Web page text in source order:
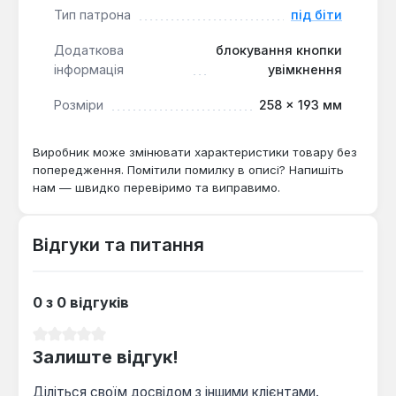
своїй конструкції та функціоналу, цей шуруповерт
домашніх майстрів, які вже мають акумуляторну
платформу Makita 18В.
Тип патрона під біти
Додаткова
інформація
блокування кнопки
увімкнення
Розміри 258 × 193 мм
Виробник може змінювати характеристики товару без
попередження. Помітили помилку в описі? Напишіть
нам — швидко перевіримо та виправимо.
Відгуки та питання
0 з 0 відгуків
Залиште відгук!
Діліться своїм досвідом з іншими клієнтами.